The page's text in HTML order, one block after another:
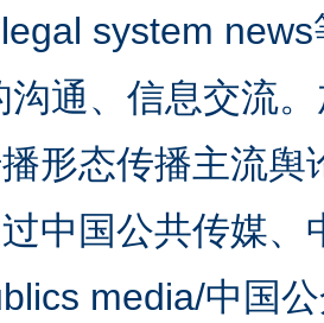
system
沟通、信息交流
形态传播主流
中国公共传媒
media/中国